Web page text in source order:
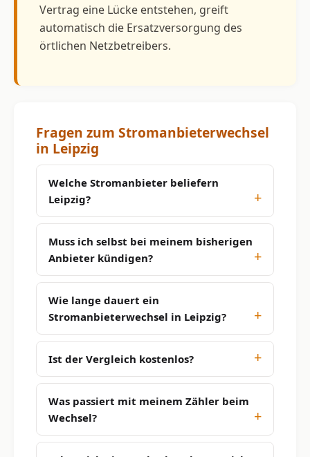
Vertrag eine Lücke entstehen, greift
automatisch die Ersatzversorgung des
örtlichen Netzbetreibers.
Fragen zum Stromanbieterwechsel
in Leipzig
Welche Stromanbieter beliefern
Leipzig?
Muss ich selbst bei meinem bisherigen
Anbieter kündigen?
Wie lange dauert ein
Stromanbieterwechsel in Leipzig?
Ist der Vergleich kostenlos?
Was passiert mit meinem Zähler beim
Wechsel?